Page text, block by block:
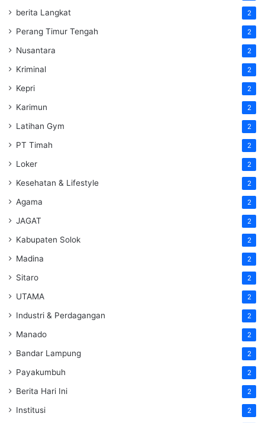
berita Langkat 2
Perang Timur Tengah 2
Nusantara 2
Kriminal 2
Kepri 2
Karimun 2
Latihan Gym 2
PT Timah 2
Loker 2
Kesehatan & Lifestyle 2
Agama 2
JAGAT 2
Kabupaten Solok 2
Madina 2
Sitaro 2
UTAMA 2
Industri & Perdagangan 2
Manado 2
Bandar Lampung 2
Payakumbuh 2
Berita Hari Ini 2
Institusi 2